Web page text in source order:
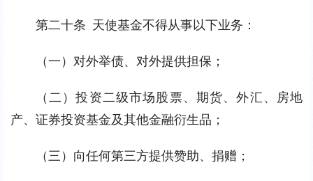
第二十条 天使基金不得从事以下业务：
（一）对外举债、对外提供担保；
（二）投资二级市场股票、期货、外汇、房地
产、证券投资基金及其他金融衍生品；
（三）向任何第三方提供赞助、捐赠；